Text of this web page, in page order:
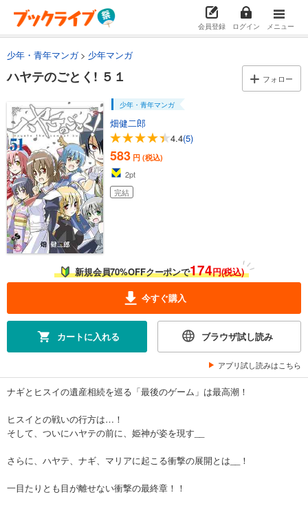
会員登録 ログイン メニュー
少年・青年マンガ 少年マンガ
ハヤテのごとく! ５１ フォロー
少年・青年マンガ
畑健二郎
4.4(5)
583 円 (税込)
2pt
完結
新規会員70%OFFクーポンで174円(税込)
今すぐ購入
カートに入れる ブラウザ試し読み
アプリ試し読みはこちら
ナギとヒスイの遺産相続を巡る「最後のゲーム」は最高潮！
ヒスイとの戦いの行方は…！
そして、ついにハヤテの前に、姫神が姿を現す__
さらに、ハヤテ、ナギ、マリアに起こる衝撃の展開とは__！
一目たりとも目が離せない衝撃の最終章！！
完結
試し読み
あらすじを表示する
ハヤテのごとく! ４２
円 (税込)
完結
あらすじを表示する
ハヤテのごとく! ４３
583円 (税込)
完結
あらすじを表示する
ハヤテのごとく! ４４
完結
試し読み
ハヤテのごとく! ４５
583円 (税込)
583円 (税込)